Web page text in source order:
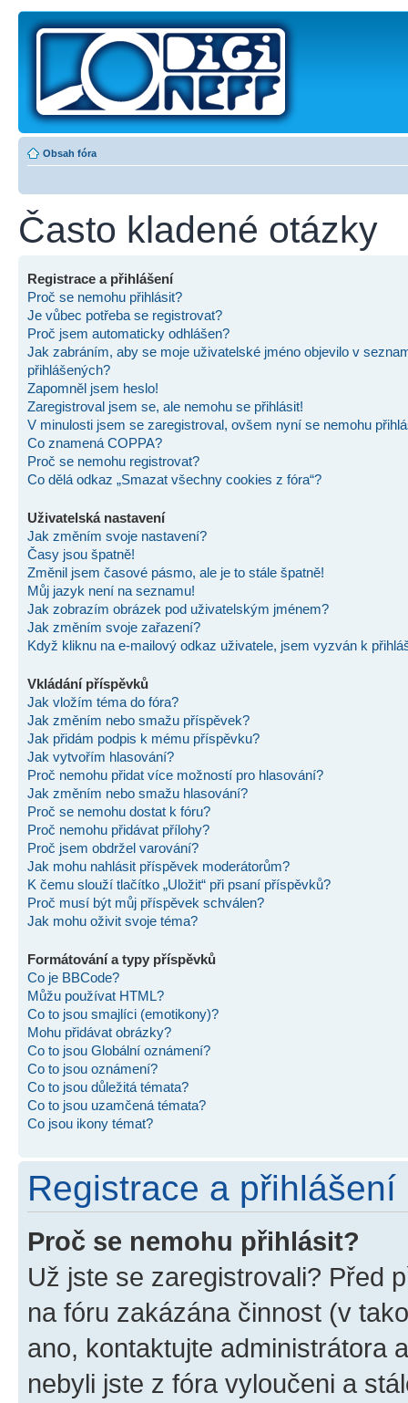
Obsah fóra
Často kladené otázky
Registrace a přihlášení
Proč se nemohu přihlásit?
Je vůbec potřeba se registrovat?
Proč jsem automaticky odhlášen?
Jak zabráním, aby se moje uživatelské jméno objevilo v
přihlášených?
Zapomněl jsem heslo!
Zaregistroval jsem se, ale nemohu se přihlásit!
V minulosti jsem se zaregistroval, ovšem nyní se nemohu
Co znamená COPPA?
Proč se nemohu registrovat?
Co dělá odkaz „Smazat všechny cookies z fóra“?
Uživatelská nastavení
Jak změním svoje nastavení?
Časy jsou špatně!
Změnil jsem časové pásmo, ale je to stále špatně!
Můj jazyk není na seznamu!
Jak zobrazím obrázek pod uživatelským jménem?
Jak změním svoje zařazení?
Když kliknu na e-mailový odkaz uživatele, jsem vyzván k
Vkládání příspěvků
Jak vložím téma do fóra?
Jak změním nebo smažu příspěvek?
Jak přidám podpis k mému příspěvku?
Jak vytvořím hlasování?
Proč nemohu přidat více možností pro hlasování?
Jak změním nebo smažu hlasování?
Proč se nemohu dostat k fóru?
Proč nemohu přidávat přílohy?
Proč jsem obdržel varování?
Jak mohu nahlásit příspěvek moderátorům?
K čemu slouží tlačítko „Uložit“ při psaní příspěvků?
Proč musí být můj příspěvek schválen?
Jak mohu oživit svoje téma?
Formátování a typy příspěvků
Co je BBCode?
Můžu používat HTML?
Co to jsou smajlíci (emotikony)?
Mohu přidávat obrázky?
Co to jsou Globální oznámení?
Co to jsou oznámení?
Co to jsou důležitá témata?
Co to jsou uzamčená témata?
Co jsou ikony témat?
Registrace a přihlášení
Proč se nemohu přihlásit?
Už jste se zaregistrovali? Před
na fóru zakázána činnost (v
ano, kontaktujte administrátora
nebyli jste z fóra vyloučeni a